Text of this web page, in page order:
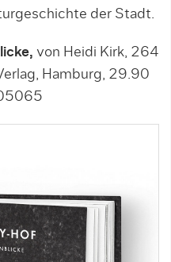
der Stadt.
von Heidi Kirk, 264
Hamburg, 29.90